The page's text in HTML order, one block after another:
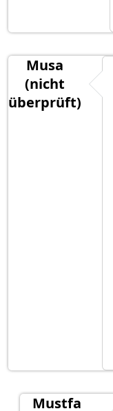
Musa
(nicht
überprüft)
Mustfa